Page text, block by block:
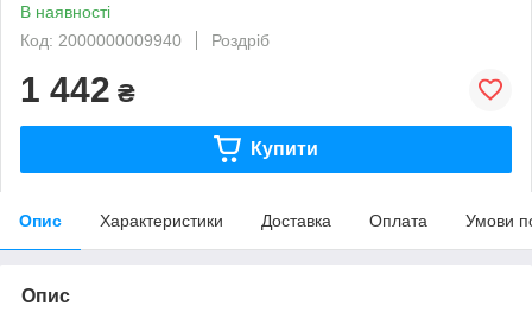
В наявності
Код: 2000000009940
Роздріб
1 442 ₴
Купити
Опис Характеристики Доставка Оплата Умови
Опис